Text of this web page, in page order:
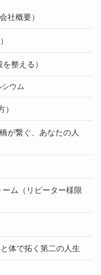
社概要）
整える）
ウム
が繋ぐ、あなたの人
ム（リピーター様限
体で拓く第二の人生